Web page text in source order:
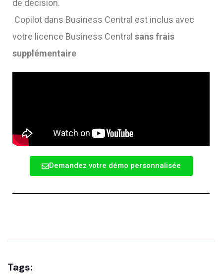
de décision.
Copilot dans Business Central est inclus avec
votre licence Business Central sans frais
supplémentaire
Demandez votre démo personnalisée
Tags: